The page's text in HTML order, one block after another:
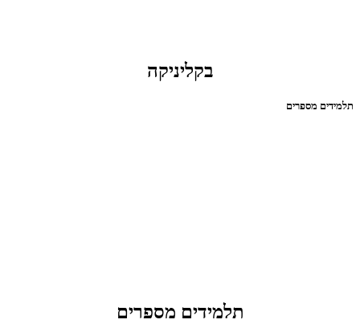
בקליניקה
תלמידים מספרים
תלמידים מספרים